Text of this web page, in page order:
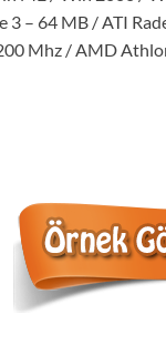
3 – 64 MB / ATI
Mhz / AMD